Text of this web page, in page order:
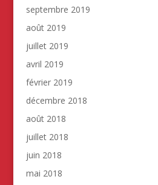
septembre 2019
août 2019
juillet 2019
avril 2019
février 2019
décembre 2018
août 2018
juillet 2018
juin 2018
mai 2018